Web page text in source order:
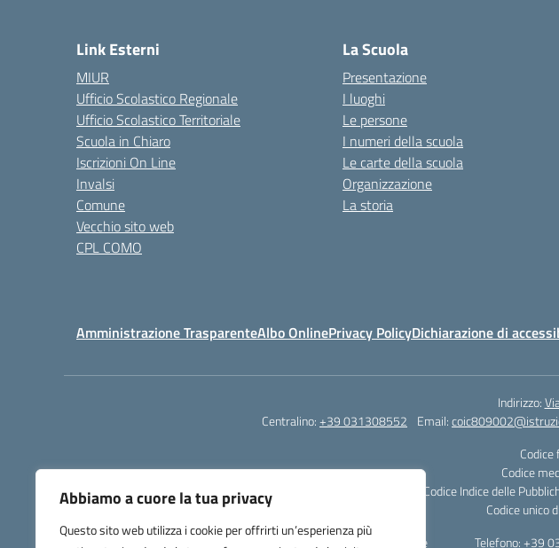
Abbiamo a cuore la tua privacy
Questo sito web utilizza i cookie per offrirti un’esperienza più
Link Esterni
MIUR
Ufficio Scolastico Regionale
Ufficio Scolastico Territoriale
Scuola in Chiaro
Iscrizioni On Line
Invalsi
Comune
Vecchio sito web
CPL COMO
La Scuola
Presentazione
I luoghi
Le persone
I numeri della scuola
Le carte della scuola
Organizzazione
La storia
Amministrazione TrasparenteAlbo OnlinePrivacy PolicyDichiarazione di
Indirizzo:
Centralino:+39 031308552 Email:
Codice
Codice Indice delle
Codice unico
Istituto Comprensivo Statale
Telefono: +39